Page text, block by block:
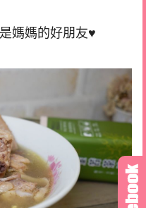
媽媽的好朋友♥